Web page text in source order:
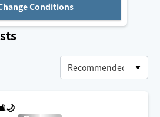
Conditions